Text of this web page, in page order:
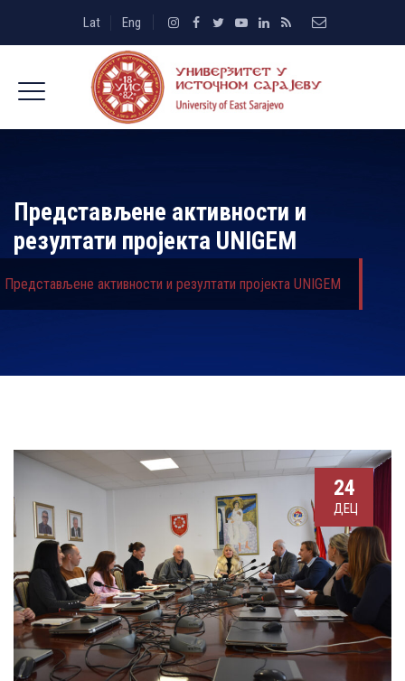
Lat Eng
Представљенe активности и
резултати пројекта UNIGEM
Представљенe активности и резултати пројекта UNIGEM
24
ДЕЦ